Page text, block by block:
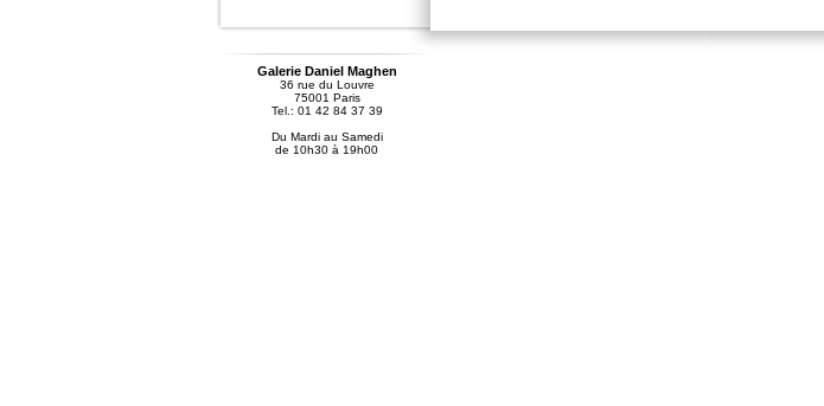
Galerie Daniel Maghen
36 rue du Louvre
75001 Paris
Tel.: 01 42 84 37 39
Du Mardi au Samedi
de 10h30 à 19h00